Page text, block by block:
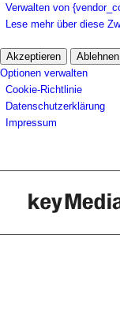
Verwalten von
Lese mehr über diese
Akzeptieren Ablehnen
Optionen verwalten
Cookie-Richtlinie
Datenschutzerklärung
Impressum